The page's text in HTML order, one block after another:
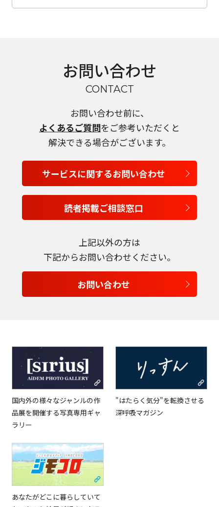
日本語
English
Tiếng Việt
お問い合わせ
CONTACT
お問い合わせ前に、
よくあるご質問をご参考いただくと
解決できる場合がございます。
サービスに関するお問い合わせ
読者掲載ご相談窓口
上記以外の方は
下記からお問い合わせください。
お問い合わせ
国内外の様々なジャンルの作
品展を開催する写真専用ギャ
ラリー
"はたらく気分"を転換させる
深呼吸マガジン
あなたがどこに暮らしていて